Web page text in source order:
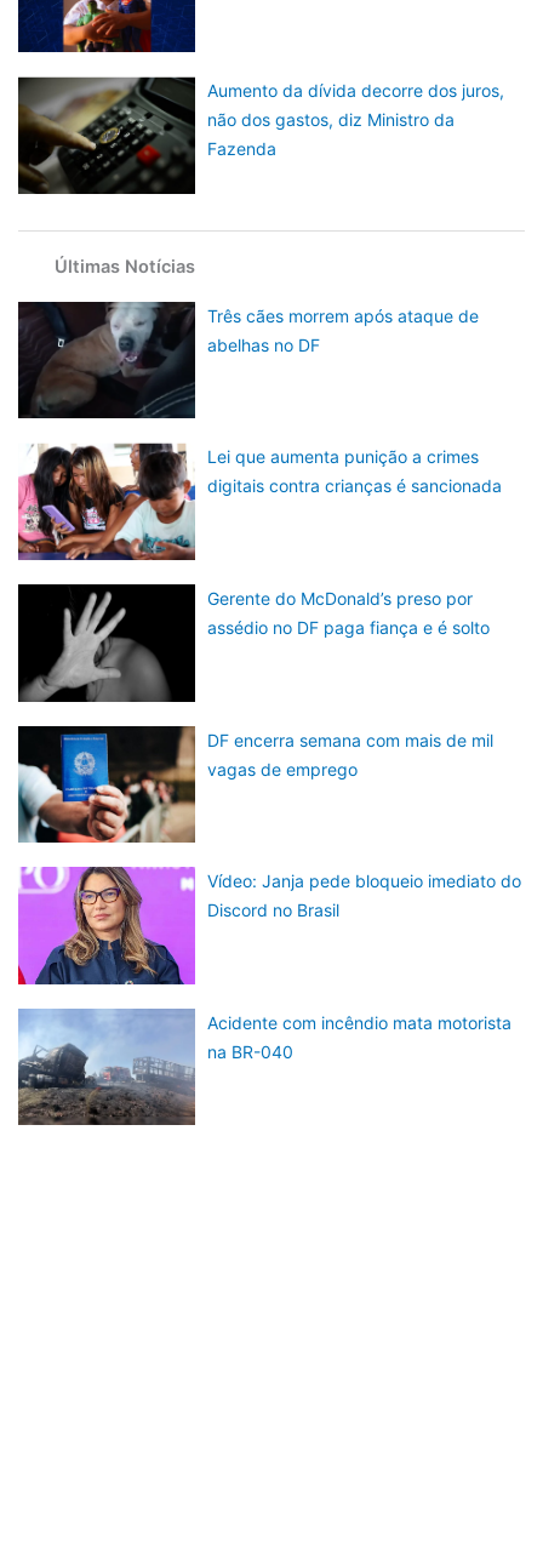
Aumento da dívida decorre dos juros,
não dos gastos, diz Ministro da
Fazenda
Últimas Notícias
Três cães morrem após ataque de
abelhas no DF
Lei que aumenta punição a crimes
digitais contra crianças é sancionada
Gerente do McDonald’s preso por
assédio no DF paga fiança e é solto
DF encerra semana com mais de mil
vagas de emprego
Vídeo: Janja pede bloqueio imediato do
Discord no Brasil
Acidente com incêndio mata motorista
na BR-040